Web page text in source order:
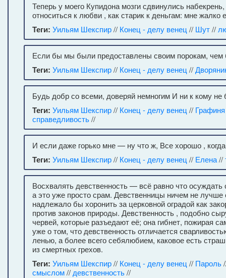
Теперь у моего Купидона мозги сдвинулись
относиться к любви , как старик к деньгам: мне жалко
Теги: Уильям Шекспир// Конец - делу венец // Шут//
Если бы мы были предоставлены своим порокам,
Теги: Уильям Шекспир// Конец - делу венец //
Будь добр со всеми, доверяй немногим И ни к кому не
Теги: Уильям Шекспир// Конец - делу венец // Графиня
справедливость//
И если даже горько мне — ну что ж, Все хорошо ,
Теги: Уильям Шекспир// Конец - делу венец // Елена//
Восхвалять девственность — всё равно что
а это уже просто срам. Девственницы ничем не лучше
надлежало бы хоронить за церковной оградой как
против законов природы. Девственность , подобно
червей, которые разъедают её; она гибнет, пожирая
уже о том, что девственность отличается
ленью, а более всего себялюбием, каковое есть
из смертных грехов.
Теги: Уильям Шекспир// Конец - делу венец // Пароль
смыслом// девственность//